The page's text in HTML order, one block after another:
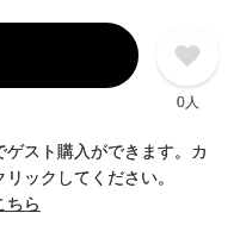
0人
スト購入ができます。カ
ックしてください。
ちら